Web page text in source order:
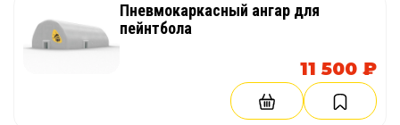
Пневмокаркасный ангар для
пейнтбола
11 500 ₽